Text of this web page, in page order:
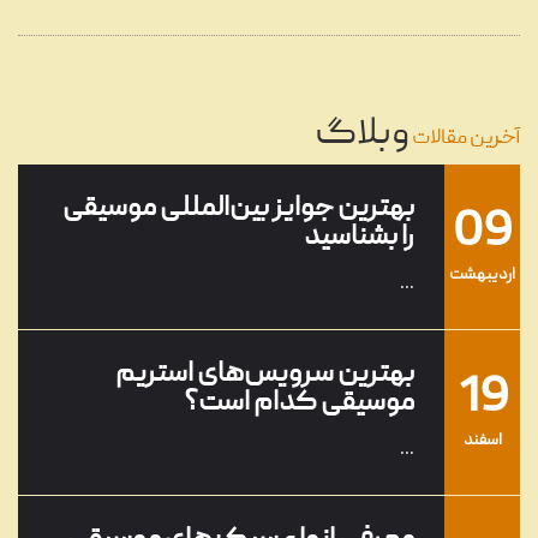
آخرین مقالاتوبلاگ
09
ارديبهشت
بهترین جوایز بین‌المللی موسیقی
را بشناسید
...
19
اسفند
بهترین سرویس‌های استریم
موسیقی کدام است؟
...